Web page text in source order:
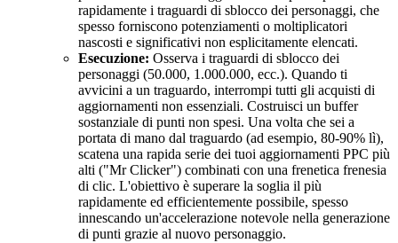
rapidamente i traguardi di sblocco dei personaggi, che
spesso forniscono potenziamenti o moltiplicatori
nascosti e significativi non esplicitamente elencati.
Esecuzione: Osserva i traguardi di sblocco dei
personaggi (50.000, 1.000.000, ecc.). Quando ti
avvicini a un traguardo, interrompi tutti gli acquisti di
aggiornamenti non essenziali. Costruisci un buffer
sostanziale di punti non spesi. Una volta che sei a
portata di mano dal traguardo (ad esempio, 80-90% lì),
scatena una rapida serie dei tuoi aggiornamenti PPC più
alti ("Mr Clicker") combinati con una frenetica frenesia
di clic. L'obiettivo è superare la soglia il più
rapidamente ed efficientemente possibile, spesso
innescando un'accelerazione notevole nella generazione
di punti grazie al nuovo personaggio.